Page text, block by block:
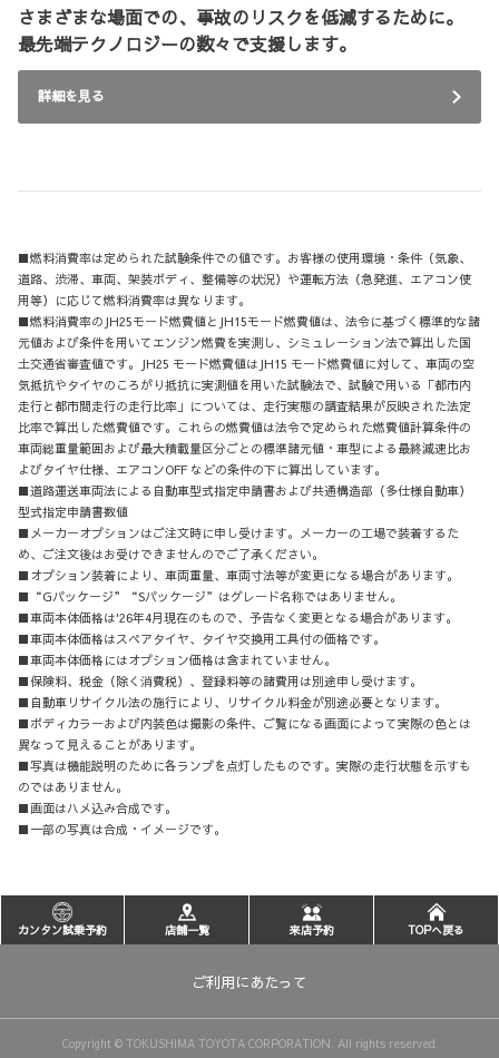
さまざまな場面での、事故のリスクを低減するために。
最先端テクノロジーの数々で支援します。
詳細を見る
■燃料消費率は定められた試験条件での値です。お客様の使用環境・条件（気象、
道路、渋滞、車両、架装ボディ、整備等の状況）や運転方法（急発進、エアコン使
用等）に応じて燃料消費率は異なります。
■燃料消費率のJH25モード燃費値とJH15モード燃費値は、法令に基づく標準的な諸
元値および条件を用いてエンジン燃費を実測し、シミュレーション法で算出した国
土交通省審査値です。JH25 モード燃費値はJH15 モード燃費値に対して、車両の空
気抵抗やタイヤのころがり抵抗に実測値を用いた試験法で、試験で用いる「都市内
走行と都市間走行の走行比率」については、走行実態の調査結果が反映された法定
比率で算出した燃費値です。これらの燃費値は法令で定められた燃費値計算条件の
車両総重量範囲および最大積載量区分ごとの標準諸元値・車型による最終減速比お
よびタイヤ仕様、エアコンOFF などの条件の下に算出しています。
■道路運送車両法による自動車型式指定申請書および共通構造部（多仕様自動車）
型式指定申請書数値
■メーカーオプションはご注文時に申し受けます。メーカーの工場で装着するた
め、ご注文後はお受けできませんのでご了承ください。
■オプション装着により、車両重量、車両寸法等が変更になる場合があります。
■“Gパッケージ”“Sパッケージ”はグレード名称ではありません。
■車両本体価格は'26年4月現在のもので、予告なく変更となる場合があります。
■車両本体価格はスペアタイヤ、タイヤ交換用工具付の価格です。
■車両本体価格にはオプション価格は含まれていません。
■保険料、税金（除く消費税）、登録料等の諸費用は別途申し受けます。
■自動車リサイクル法の施行により、リサイクル料金が別途必要となります。
■ボディカラーおよび内装色は撮影の条件、ご覧になる画面によって実際の色とは
異なって見えることがあります。
■写真は機能説明のために各ランプを点灯したものです。実際の走行状態を示すも
のではありません。
■画面はハメ込み合成です。
■一部の写真は合成・イメージです。
カンタン試乗予約 店舗一覧 来店予約 TOPへ戻る
ご利用にあたって
Copyright © TOKUSHIMA TOYOTA CORPORATION. All rights reserved.